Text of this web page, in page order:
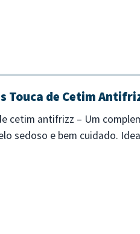
Touca de Cetim
cetim antifrizz – Um
sedoso e bem cuidado.